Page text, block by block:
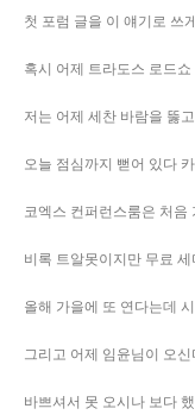
첫 포럼 글을 이 얘기로 쓰
혹시 어제 트라도스 로드
저는 어제 세찬 바람을 뚫
오늘 점심까지 뻗어 있다
코엑스 컨퍼런스룸은 처음
비록 트알못이지만 무료
올해 가을에 또 연다는데
그리고 어제 임윤님이 오
바쁘셔서 못 오시나 보다